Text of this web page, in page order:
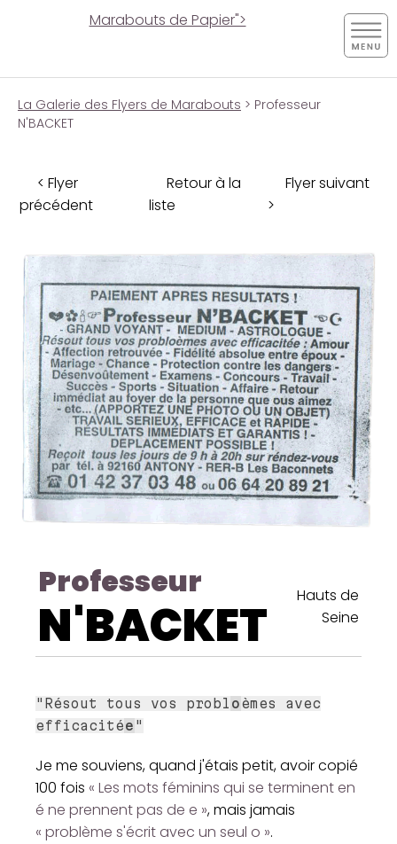
Marabouts de Papier">
La Galerie des Flyers de Marabouts > Professeur
N'BACKET
< Flyer
précédent
Retour à la
liste
Flyer suivant
>
Professeur
N'BACKET
Hauts de
Seine
"Résout tous vos probl oèmes avec
efficacitée "
Je me souviens, quand j'étais petit, avoir copié
100 fois « Les mots féminins qui se terminent en
é ne prennent pas de e », mais jamais
« problème s'écrit avec un seul o ».